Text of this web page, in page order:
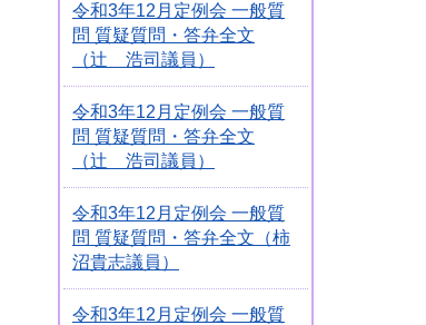
令和3年12月定例会 一般質
問 質疑質問・答弁全文
（辻 浩司議員）
令和3年12月定例会 一般質
問 質疑質問・答弁全文
（辻 浩司議員）
令和3年12月定例会 一般質
問 質疑質問・答弁全文（柿
沼貴志議員）
令和3年12月定例会 一般質